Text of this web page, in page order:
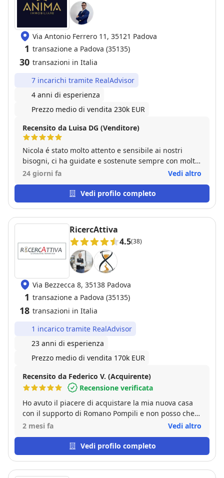
Via Antonio Ferrero 11, 35121 Padova
1 transazione a Padova (35135)
30 transazioni in Italia
7 incarichi tramite RealAdvisor
4 anni di esperienza
Prezzo medio di vendita 230k EUR
Recensito da Luisa DG (Venditore)
Nicola é stato molto attento e sensibile ai nostri
bisogni, ci ha guidate e sostenute sempre con molta
professionalità e capacità. Se dovessi mi rivolgerei
24 giorni fa Vedi altro
Vedi profilo completo
RicercAttiva
4.5(38)
Via Bezzecca 8, 35138 Padova
1 transazione a Padova (35135)
18 transazioni in Italia
1 incarico tramite RealAdvisor
23 anni di esperienza
Prezzo medio di vendita 170k EUR
Recensito da Federico V. (Acquirente)
Recensione verificata
Ho avuto il piacere di acquistare la mia nuova casa
con il supporto di Romano Pompili e non posso che
esprimere la mia piena soddisfazione. Romano ha
professionalità, precisione e competenza,
dimostrando grande attenzione a ogni dettaglio e
2 mesi fa Vedi altro
Vedi profilo completo